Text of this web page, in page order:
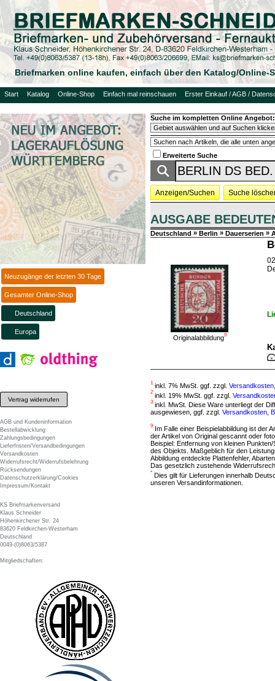
Briefmarken online kaufen, einfach über den Katalog/Online-
Start Katalog Online-Shop Einfach mal reinschauen Erster Einkauf / AGB /
Neuzugänge der letzten 30 Tage
Gesamter Online-Shop
Deutschland
Europa
Vertrag widerrufen
AGB und Kundeninformation
Bestellabwicklung
Zahlungsbedingungen
Lieferfristen/Versandbedingungen
Versandkosten
Widerrufsrecht/Widerrufsbelehrung
Rücksendungen
Datenschutzerklärung/Cookies
Impressum/Kontakt
KS Briefmarkenversand
Klaus Schneider
Höhenkirchener Str. 24
83620 Feldkirchen-Westerham
Deutschland
0049-(0)8063/5387
Mitgliedschaften:
Suche im kompletten Online Angebot:
Erweiterte Suche
Anzeigen/Suchen Suche
AUSGABE
Deutschland » Berlin » Dauerserien »
Originalabbildung9
1 inkl. 7% MwSt. ggf. zzgl. Versandkosten
2 inkl. 19% MwSt. ggf. zzgl.
3 inkl. MwSt. Diese Ware unterliegt der
ausgewiesen, ggf. zzgl. Versandkosten
9
Im Falle einer Beispielabbildung ist der
der Artikel von Original gescannt oder
Beispiel: Entfernung von kleinen
des Objekts. Maßgeblich für den
Abbildung entdeckte Plattenfehler,
Das gesetzlich zustehende
* Dies gilt für Lieferungen innerhalb
unseren Versandinformationen.